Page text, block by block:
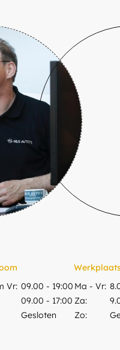
Vr: 09.00 - 19:00
09.00 - 17:00
Gesloten
Werkplaats
Ma - Vr:
Za:
Zo: